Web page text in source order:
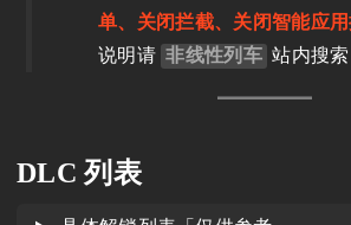
单、关闭拦截、关闭智能应用
说明请 非线性列车 站内搜索
DLC 列表